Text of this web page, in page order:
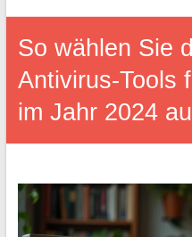
So wählen Sie
Antivirus-Tools
im Jahr 2024